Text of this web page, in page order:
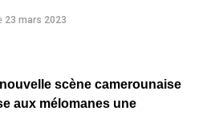
23 mars 2023
scène camerounaise
aux mélomanes une